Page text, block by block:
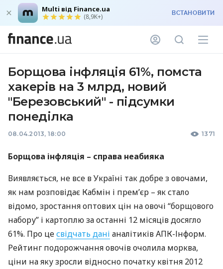
Multi від Finance.ua
(8,9K+) ВСТАНОВИТИ
Борщова інфляція 61%, помста
хакерів на 3 млрд, новий
"Березовський" - підсумки
понеділка
08.04.2013, 18:00 1371
Борщова інфляція – справа неабияка
Виявляється, не все в Україні так добре з овочами,
як нам розповідає Кабмін і прем’єр – як стало
відомо, зростання оптових цін на овочі “борщового
набору” і картоплю за останні 12 місяців досягло
61%. Про цесвідчать дані аналітиківАПК-Інформ.
Рейтинг подорожчання овочів очолила морква,
ціни на яку зросли відносно початку квітня 2012